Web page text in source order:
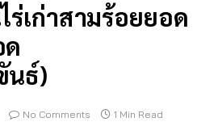
ร่เก่าสามร้อยยอด
นธ์)
No Comments 1 Min Read